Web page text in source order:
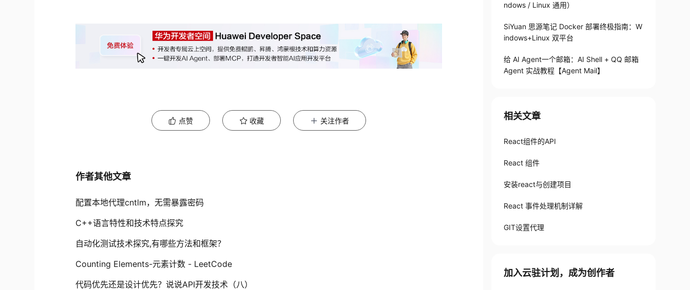
点赞 收藏 关注作者
作者其他文章
配置本地代理cntlm，无需暴露密码
​C++语言特性和技术特点探究
自动化测试技术探究,有哪些方法和框架？
Counting Elements-元素计数 - LeetCode
代码优先还是设计优先？说说API开发技术（八）
ndows / Linux 通用）
SiYuan 思源笔记 Docker 部署终极指南：W
indows+Linux 双平台
给 AI Agent一个邮箱：AI Shell + QQ 邮箱
Agent 实战教程【Agent Mail】
相关文章
React组件的API
React 组件
安装react与创建项目
React 事件处理机制详解
GIT设置代理
加入云驻计划，成为创作者